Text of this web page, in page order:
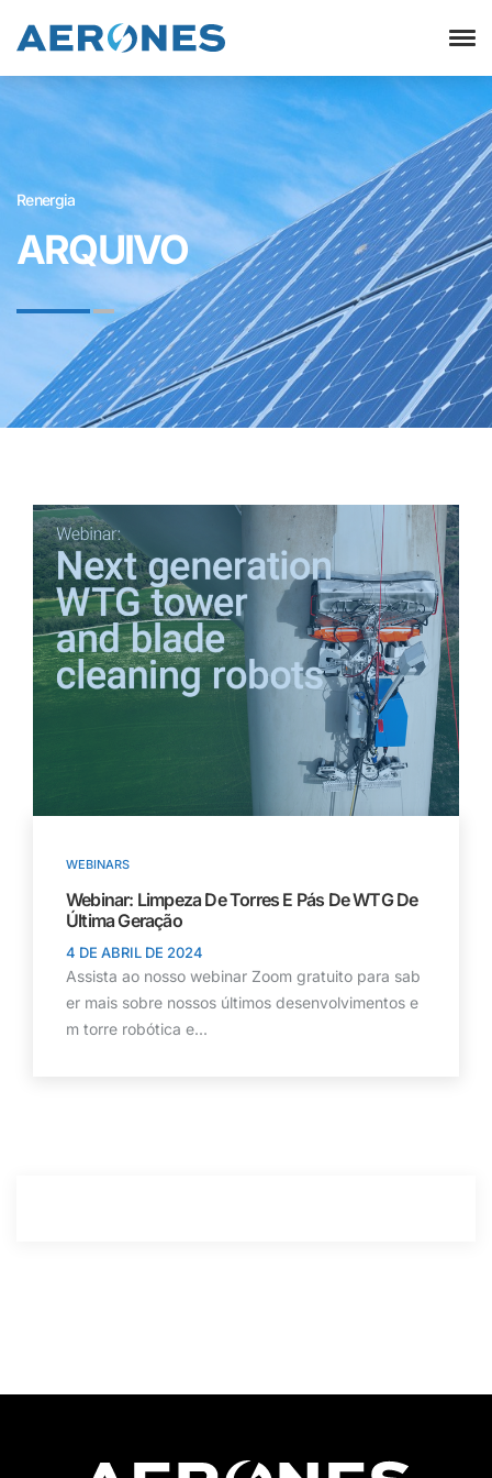
Renergia
ARQUIVO
WEBINARS
Webinar: Limpeza De Torres E Pás De WTG De
Última Geração
4 DE ABRIL DE 2024
Assista ao nosso webinar Zoom gratuito para sab
er mais sobre nossos últimos desenvolvimentos e
m torre robótica e...